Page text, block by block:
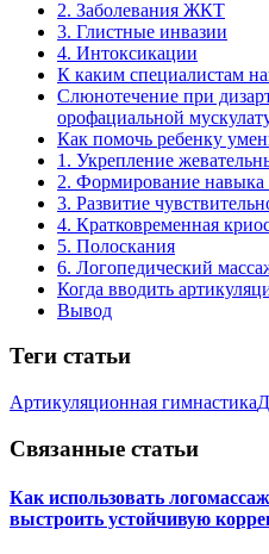
2. Заболевания ЖКТ
3. Глистные инвазии
4. Интоксикации
К каким специалистам
Слюнотечение при
орофациальной
Как помочь ребенку
1. Укрепление
2. Формирование навыка
3. Развитие
4. Кратковременная
5. Полоскания
6. Логопедический
Когда вводить
Вывод
Теги статьи
Артикуляционная гимнастика
Связанные статьи
Как использовать
выстроить устойчивую